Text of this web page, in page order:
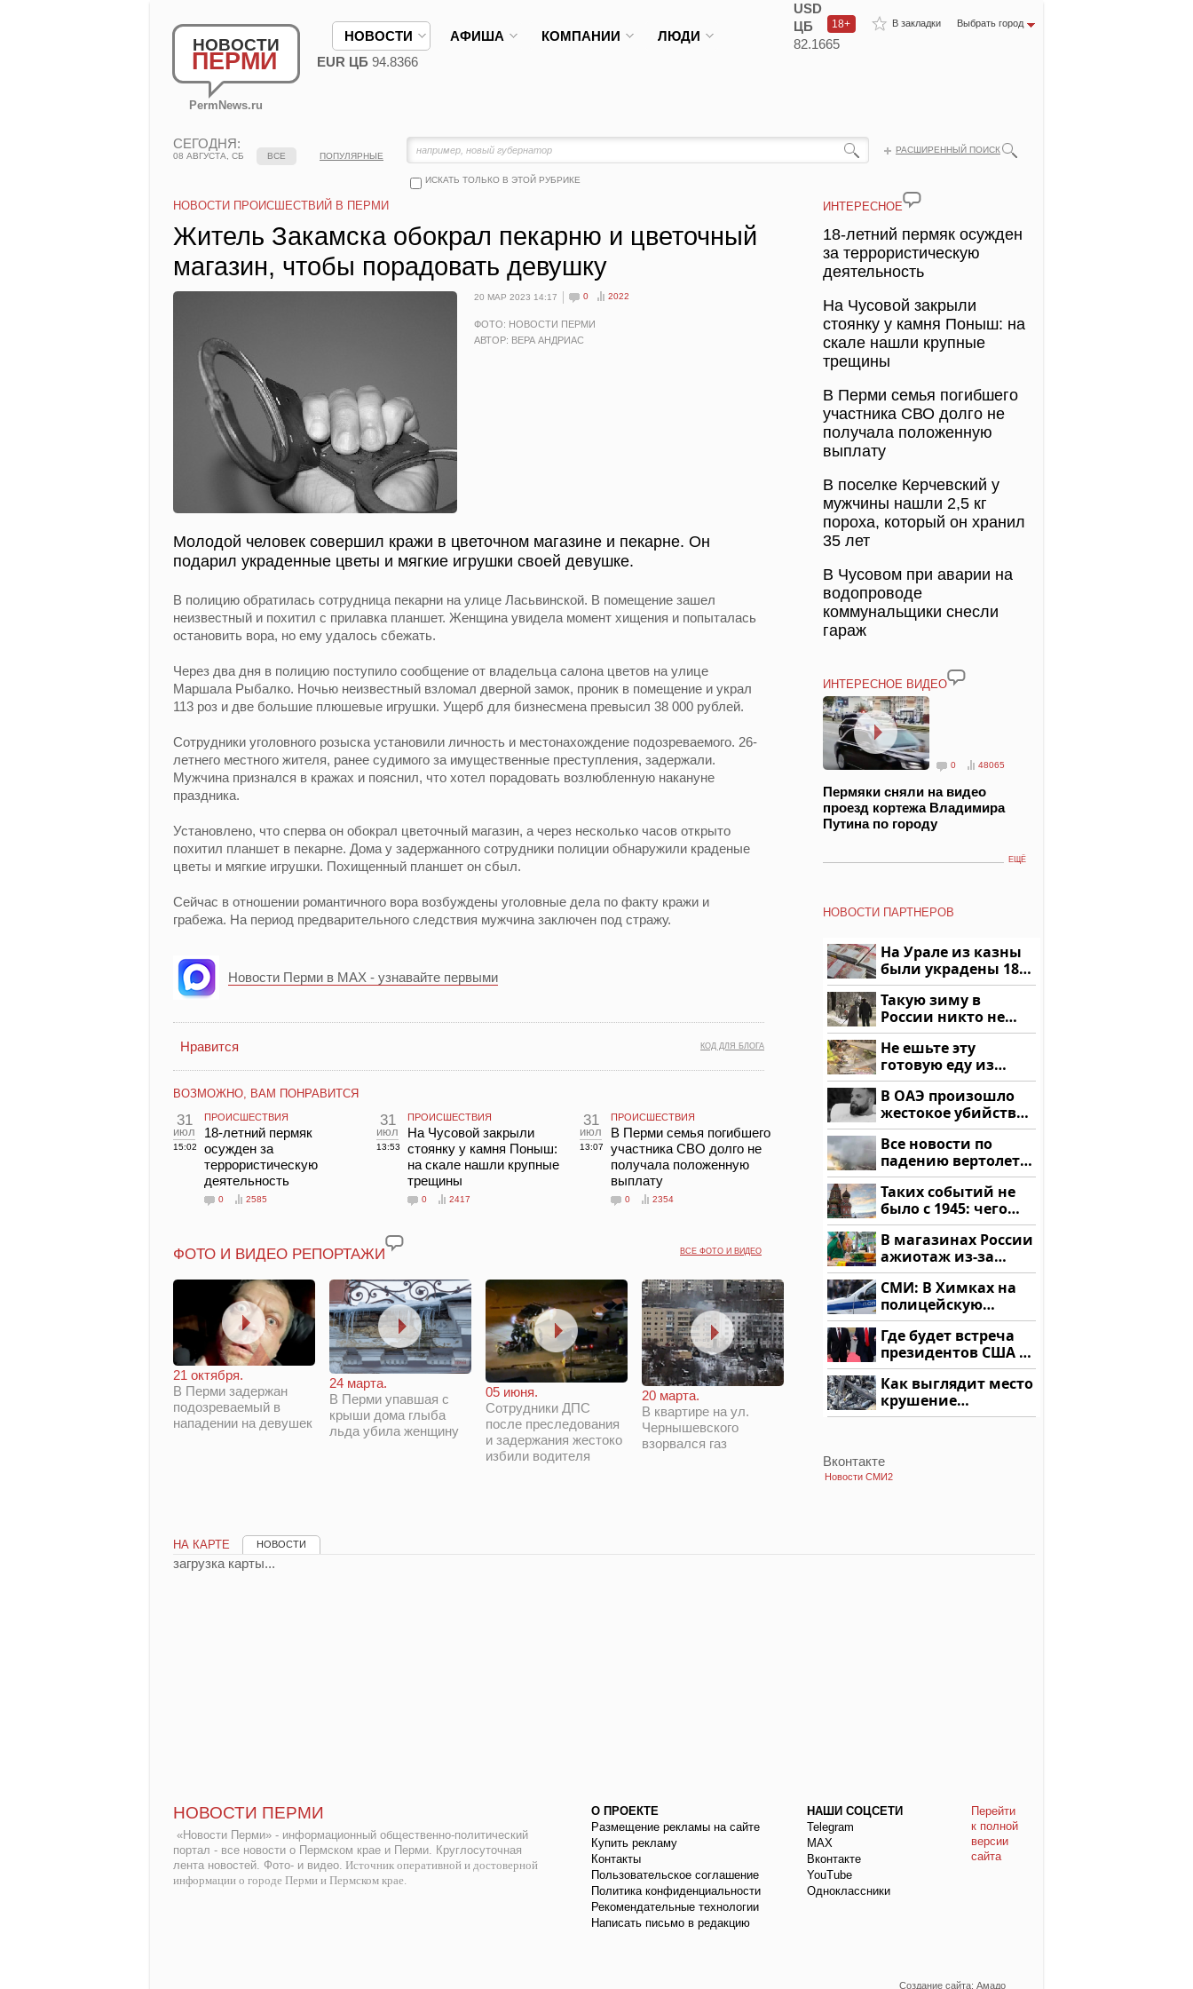
НОВОСТИ
ПЕРМИ
PermNews.ru
В закладки Выбрать город
18+
НОВОСТИ АФИША КОМПАНИИ ЛЮДИ
USD
ЦБ
82.1665
EUR ЦБ 94.8366
СЕГОДНЯ:
08 АВГУСТА, СБ
РАСШИРЕННЫЙ ПОИСК
ИСКАТЬ ТОЛЬКО В ЭТОЙ РУБРИКЕ
ВСЕ ПОПУЛЯРНЫЕ
НОВОСТИ ПРОИСШЕСТВИЙ В ПЕРМИ
Житель Закамска обокрал пекарню и цветочный
магазин, чтобы порадовать девушку
20 МАР 2023 14:17 0 2022
ФОТО: НОВОСТИ ПЕРМИ
АВТОР: ВЕРА АНДРИАС
Молодой человек совершил кражи в цветочном магазине и пекарне. Он
подарил украденные цветы и мягкие игрушки своей девушке.
В полицию обратилась сотрудница пекарни на улице Ласьвинской. В помещение зашел
неизвестный и похитил с прилавка планшет. Женщина увидела момент хищения и попыталась
остановить вора, но ему удалось сбежать.
Через два дня в полицию поступило сообщение от владельца салона цветов на улице
Маршала Рыбалко. Ночью неизвестный взломал дверной замок, проник в помещение и украл
113 роз и две большие плюшевые игрушки. Ущерб для бизнесмена превысил 38 000 рублей.
Сотрудники уголовного розыска установили личность и местонахождение подозреваемого. 26-
летнего местного жителя, ранее судимого за имущественные преступления, задержали.
Мужчина признался в кражах и пояснил, что хотел порадовать возлюбленную накануне
праздника.
Установлено, что сперва он обокрал цветочный магазин, а через несколько часов открыто
похитил планшет в пекарне. Дома у задержанного сотрудники полиции обнаружили краденые
цветы и мягкие игрушки. Похищенный планшет он сбыл.
Сейчас в отношении романтичного вора возбуждены уголовные дела по факту кражи и
грабежа. На период предварительного следствия мужчина заключен под стражу.
Новости Перми в MAX - узнавайте первыми
КОД ДЛЯ БЛОГА
Нравится
ВОЗМОЖНО, ВАМ ПОНРАВИТСЯ
31
июл
15:02
ПРОИСШЕСТВИЯ
18-летний пермяк
осужден за
террористическую
деятельность
0 2585
31
июл
13:53
ПРОИСШЕСТВИЯ
На Чусовой закрыли
стоянку у камня Поныш:
на скале нашли крупные
трещины
0 2417
31
июл
13:07
ПРОИСШЕСТВИЯ
В Перми семья погибшего
участника СВО долго не
получала положенную
выплату
0 2354
ВСЕ ФОТО И ВИДЕО
ФОТО И ВИДЕО РЕПОРТАЖИ
21 октября.
В Перми задержан
подозреваемый в
нападении на девушек
24 марта.
В Перми упавшая с
крыши дома глыба
льда убила женщину
05 июня.
Сотрудники ДПС
после преследования
и задержания жестоко
избили водителя
20 марта.
В квартире на ул.
Чернышевского
взорвался газ
ИНТЕРЕСНОЕ
18-летний пермяк осужден
за террористическую
деятельность
На Чусовой закрыли
стоянку у камня Поныш: на
скале нашли крупные
трещины
В Перми семья погибшего
участника СВО долго не
получала положенную
выплату
В поселке Керчевский у
мужчины нашли 2,5 кг
пороха, который он хранил
35 лет
В Чусовом при аварии на
водопроводе
коммунальщики снесли
гараж
ИНТЕРЕСНОЕ ВИДЕО
0 48065
Пермяки сняли на видео
проезд кортежа Владимира
Путина по городу
ЕЩЁ
НОВОСТИ ПАРТНЕРОВ
На Урале из казны
были украдены 18
миллионов рублей
Такую зиму в
России никто не
ждал: как так?!
Не ешьте эту
готовую еду из
магазина: список
В ОАЭ произошло
жестокое убийство
криптомиллионера
Все новости по
падению вертолета
на Кавказе: читать
здесь
Таких событий не
было с 1945: чего
ждать всем нам?
В магазинах России
ажиотаж из-за
этого продукта: что
купить?
СМИ: В Химках на
полицейскую
машину напали и
подожгли.
Где будет встреча
президентов США и
России: Европа?
Как выглядит место
крушение
вертолета на
Вконтакте
Новости СМИ2
НА КАРТЕ НОВОСТИ
загрузка карты...
НОВОСТИ ПЕРМИ
«Новости Перми» - информационный общественно-политический
портал - все новости о Пермском крае и Перми. Круглосуточная
лента новостей. Фото- и видео. Источник оперативной и достоверной
информации о городе Перми и Пермском крае.
О ПРОЕКТЕ
Размещение рекламы на сайте
Купить рекламу
Контакты
Пользовательское соглашение
Политика конфиденциальности
Рекомендательные технологии
Написать письмо в редакцию
НАШИ СОЦСЕТИ
Telegram
МАХ
Вконтакте
YouTube
Одноклассники
Перейти
к полной
версии
сайта
Создание сайта: Амадо